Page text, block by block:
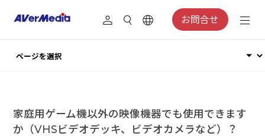
お問合せ
家庭用ゲーム機以外の映像機器でも使用できます
か（VHSビデオデッキ、ビデオカメラなど）？